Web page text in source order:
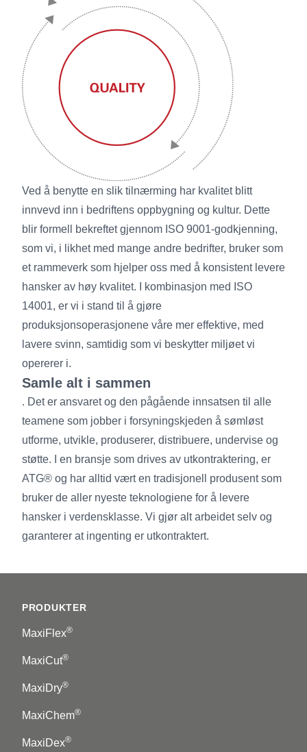
Ved å benytte en slik tilnærming har kvalitet blitt
innvevd inn i bedriftens oppbygning og kultur. Dette
blir formell bekreftet gjennom ISO 9001-godkjenning,
som vi, i likhet med mange andre bedrifter, bruker som
et rammeverk som hjelper oss med å konsistent levere
hansker av høy kvalitet. I kombinasjon med ISO
14001, er vi i stand til å gjøre
produksjonsoperasjonene våre mer effektive, med
lavere svinn, samtidig som vi beskytter miljøet vi
opererer i.
Samle alt i sammen
. Det er ansvaret og den pågående innsatsen til alle
teamene som jobber i forsyningskjeden å sømløst
utforme, utvikle, produserer, distribuere, undervise og
støtte. I en bransje som drives av utkontraktering, er
ATG® og har alltid vært en tradisjonell produsent som
bruker de aller nyeste teknologiene for å levere
hansker i verdensklasse. Vi gjør alt arbeidet selv og
garanterer at ingenting er utkontraktert.
PRODUKTER
MaxiFlex®
MaxiCut®
MaxiDry®
MaxiChem®
MaxiDex®